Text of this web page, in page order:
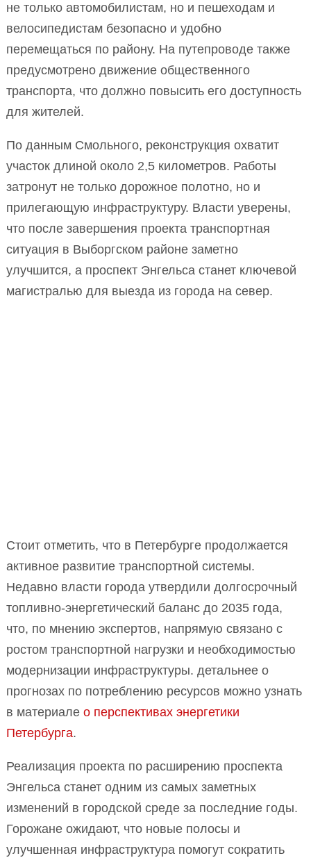
не только автомобилистам, но и пешеходам и
велосипедистам безопасно и удобно
перемещаться по району. На путепроводе также
предусмотрено движение общественного
транспорта, что должно повысить его доступность
для жителей.
По данным Смольного, реконструкция охватит
участок длиной около 2,5 километров. Работы
затронут не только дорожное полотно, но и
прилегающую инфраструктуру. Власти уверены,
что после завершения проекта транспортная
ситуация в Выборгском районе заметно
улучшится, а проспект Энгельса станет ключевой
магистралью для выезда из города на север.
Стоит отметить, что в Петербурге продолжается
активное развитие транспортной системы.
Недавно власти города утвердили долгосрочный
топливно-энергетический баланс до 2035 года,
что, по мнению экспертов, напрямую связано с
ростом транспортной нагрузки и необходимостью
модернизации инфраструктуры. детальнее о
прогнозах по потреблению ресурсов можно узнать
в материале о перспективах энергетики
Петербурга.
Реализация проекта по расширению проспекта
Энгельса станет одним из самых заметных
изменений в городской среде за последние годы.
Горожане ожидают, что новые полосы и
улучшенная инфраструктура помогут сократить